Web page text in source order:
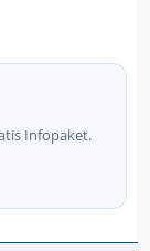
Infopaket.